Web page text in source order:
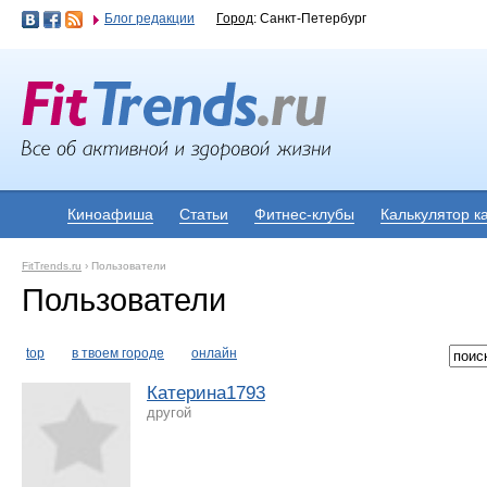
Блог редакции Город: Санкт-Петербург
Киноафиша Статьи Фитнес-клубы Калькулятор
FitTrends.ru › Пользователи
Пользователи
top в твоем городе онлайн
Катерина1793
другой